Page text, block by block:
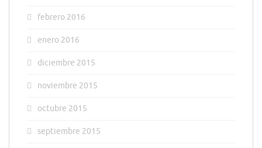
febrero 2016
enero 2016
diciembre 2015
noviembre 2015
octubre 2015
septiembre 2015